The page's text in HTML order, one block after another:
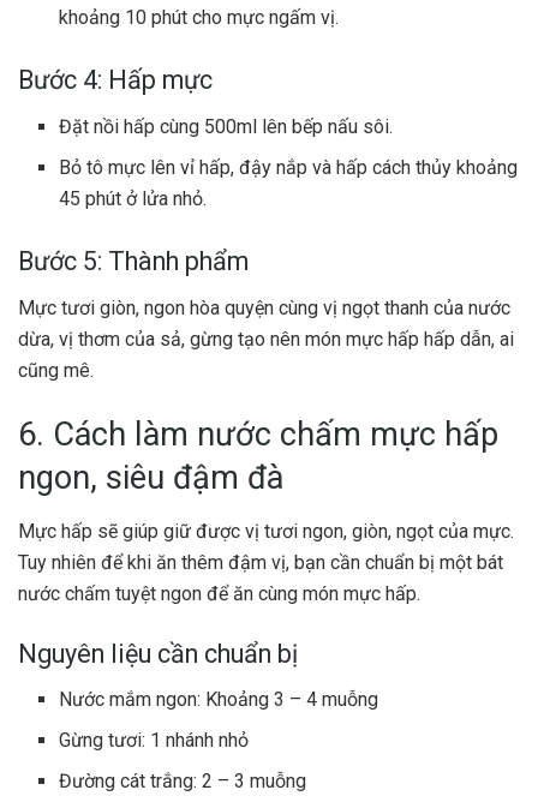
khoảng 10 phút cho mực ngấm vị.
Bước 4: Hấp mực
Đặt nồi hấp cùng 500ml lên bếp nấu sôi.
Bỏ tô mực lên vỉ hấp, đậy nắp và hấp cách thủy khoảng
45 phút ở lửa nhỏ.
Bước 5: Thành phẩm
Mực tươi giòn, ngon hòa quyện cùng vị ngọt thanh của nước
dừa, vị thơm của sả, gừng tạo nên món mực hấp hấp dẫn, ai
cũng mê.
6. Cách làm nước chấm mực hấp
ngon, siêu đậm đà
Mực hấp sẽ giúp giữ được vị tươi ngon, giòn, ngọt của mực.
Tuy nhiên để khi ăn thêm đậm vị, bạn cần chuẩn bị một bát
nước chấm tuyệt ngon để ăn cùng món mực hấp.
Nguyên liệu cần chuẩn bị
Nước mắm ngon: Khoảng 3 – 4 muỗng
Gừng tươi: 1 nhánh nhỏ
Đường cát trắng: 2 – 3 muỗng